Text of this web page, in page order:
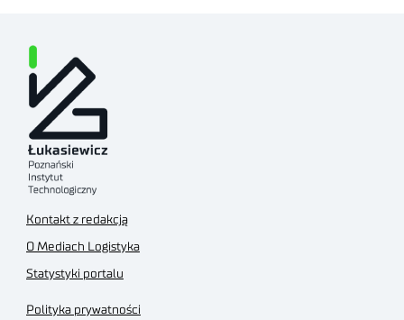
Kontakt z redakcją
O Mediach Logistyka
Statystyki portalu
Polityka prywatności